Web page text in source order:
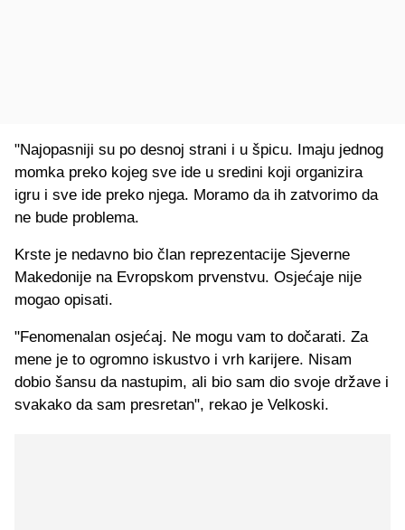
"Najopasniji su po desnoj strani i u špicu. Imaju jednog
momka preko kojeg sve ide u sredini koji organizira
igru i sve ide preko njega. Moramo da ih zatvorimo da
ne bude problema.
Krste je nedavno bio član reprezentacije Sjeverne
Makedonije na Evropskom prvenstvu. Osjećaje nije
mogao opisati.
"Fenomenalan osjećaj. Ne mogu vam to dočarati. Za
mene je to ogromno iskustvo i vrh karijere. Nisam
dobio šansu da nastupim, ali bio sam dio svoje države i
svakako da sam presretan", rekao je Velkoski.